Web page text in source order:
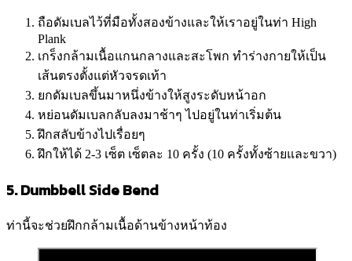
ถือดัมเบลไว้ที่มือทั้งสองข้างและให้เราอยู่ในท่า High
Plank
เกร็งกล้ามเนื้อแกนกลางและสะโพก ทำร่างกายให้เป็น
เส้นตรงตั้งแต่หัวจรดเท้า
ยกดัมเบลขึ้นมาหนึ่งข้างให้สูงระดับหน้าอก
หย่อนดัมเบลกลับลงมาช้าๆ ไปอยู่ในท่าเริ่มต้น
ฝึกสลับข้างไปเรื่อยๆ
ฝึกให้ได้ 2-3 เซ็ต เซ็ตละ 10 ครั้ง (10 ครั้งทั้งซ้ายและขวา)
5. Dumbbell Side Bend
ท่านี้จะช่วยฝึกกล้ามเนื้อด้านข้างหน้าท้อง